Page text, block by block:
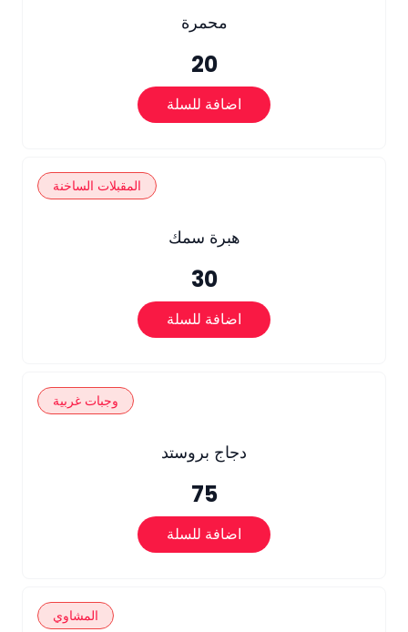
محمرة
20
اضافة للسلة
المقبلات الساخنة
هبرة سمك
30
اضافة للسلة
وجبات غربية
دجاج بروستد
75
اضافة للسلة
المشاوي